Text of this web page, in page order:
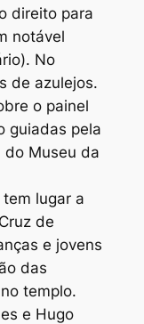
direito para
notável
No
de azulejos.
o painel
guiadas pela
do Museu da
lugar a
de
e jovens
das
templo.
e Hugo